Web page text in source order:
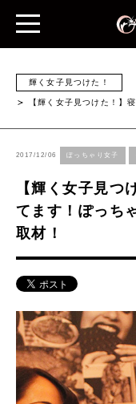
輝く女子見つけた！
【輝く女子見つけた！】
2017/12/06 ぽっちゃり女子
【輝く女子見つ
てます！ぽっち
取材！